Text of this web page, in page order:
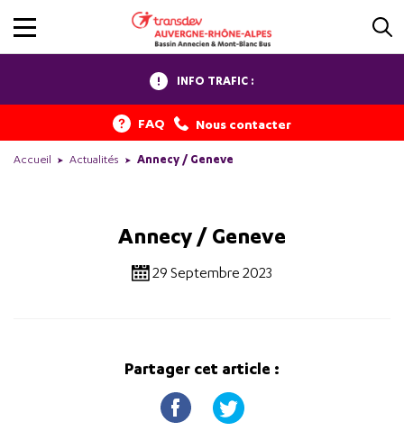
INFO TRAFIC :
FAQ Nous contacter
Accueil Actualités Annecy / Geneve
Annecy / Geneve
29 Septembre 2023
Partager cet article :